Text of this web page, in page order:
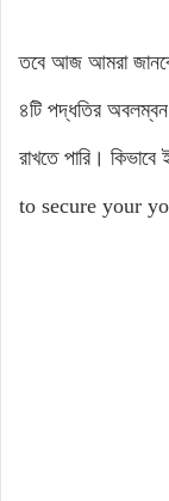
তবে আজ আমরা জানবো
৪টি পদ্ধতির অবলম্বন
রাখতে পারি।
to secure your